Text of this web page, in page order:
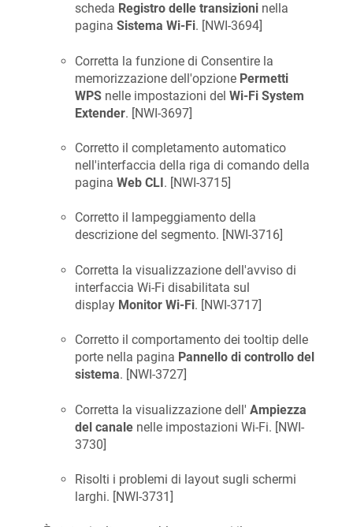
scheda Registro delle transizioni nella
pagina Sistema Wi-Fi. [NWI-3694]
Corretta la funzione di Consentire la
memorizzazione dell'opzione Permetti
WPS nelle impostazioni del Wi-Fi System
Extender. [NWI-3697]
Corretto il completamento automatico
nell'interfaccia della riga di comando della
pagina Web CLI. [NWI-3715]
Corretto il lampeggiamento della
descrizione del segmento. [NWI-3716]
Corretta la visualizzazione dell'avviso di
interfaccia Wi-Fi disabilitata sul
display Monitor Wi-Fi. [NWI-3717]
Corretto il comportamento dei tooltip delle
porte nella pagina Pannello di controllo del
sistema. [NWI-3727]
Corretta la visualizzazione dell' Ampiezza
del canale nelle impostazioni Wi-Fi. [NWI-
3730]
Risolti i problemi di layout sugli schermi
larghi. [NWI-3731]